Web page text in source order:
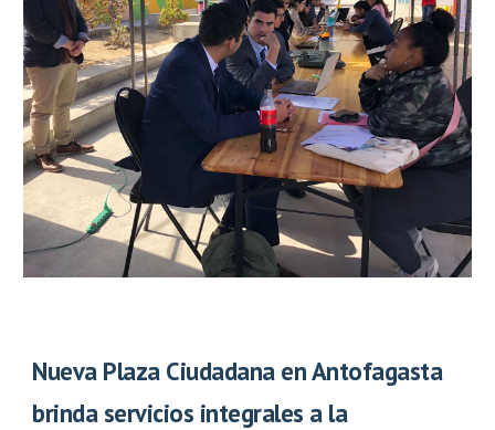
Nueva Plaza Ciudadana en Antofagasta
brinda servicios integrales a la